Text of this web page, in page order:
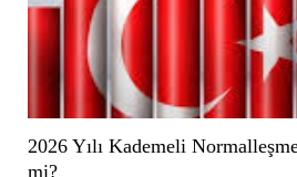
2026 Yılı Kademeli
mi?